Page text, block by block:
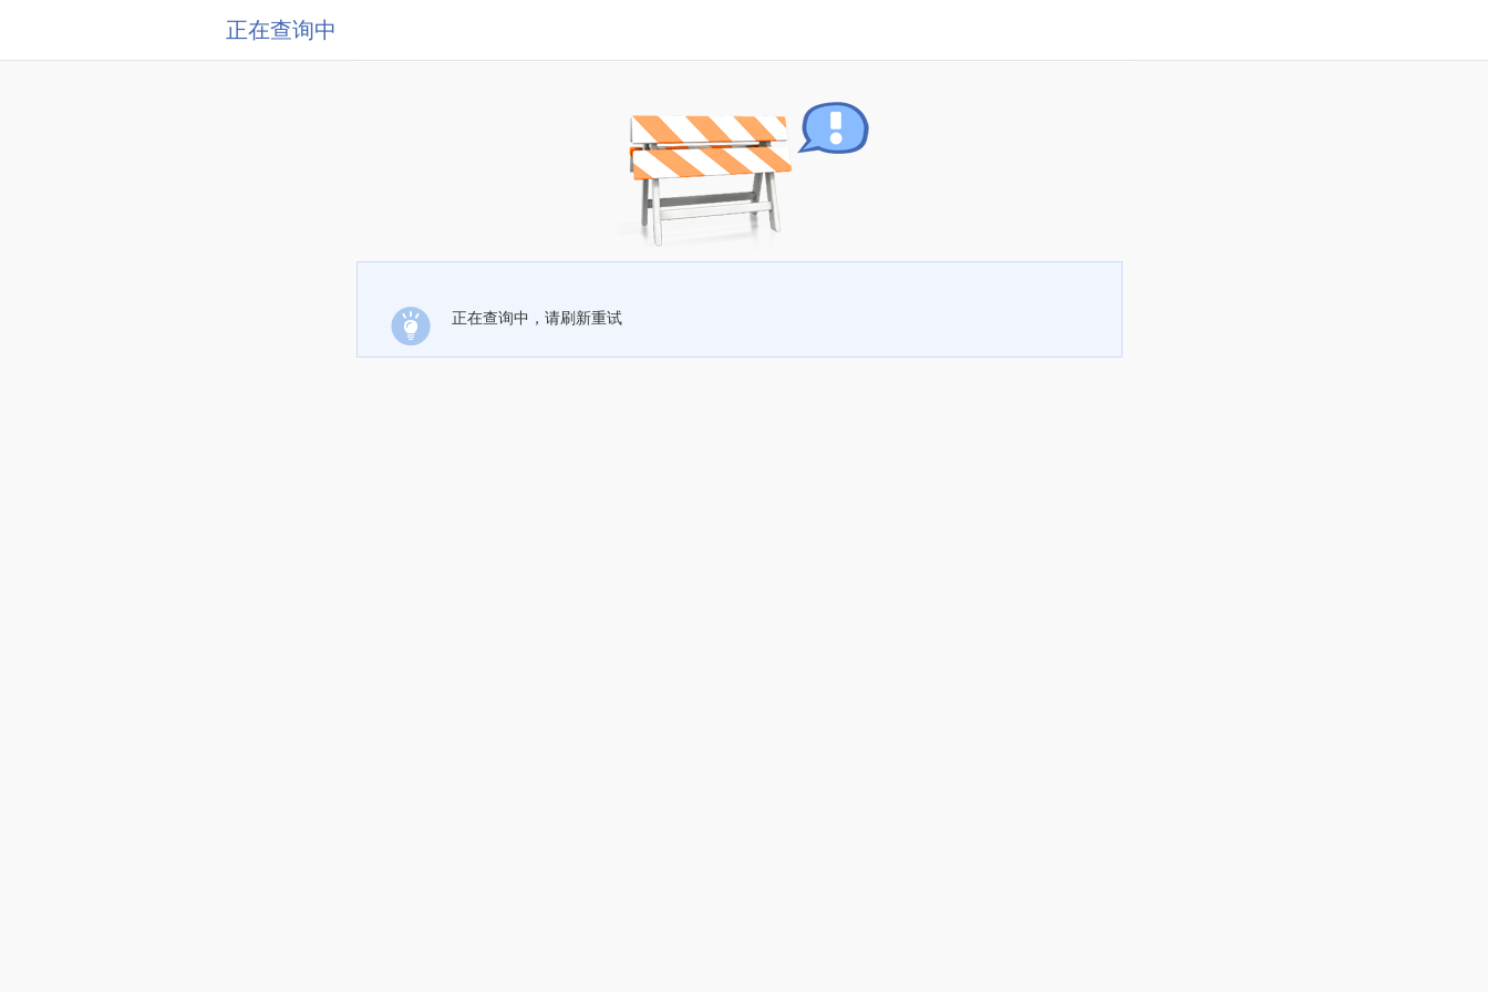
正在查询中
正在查询中，请刷新重试